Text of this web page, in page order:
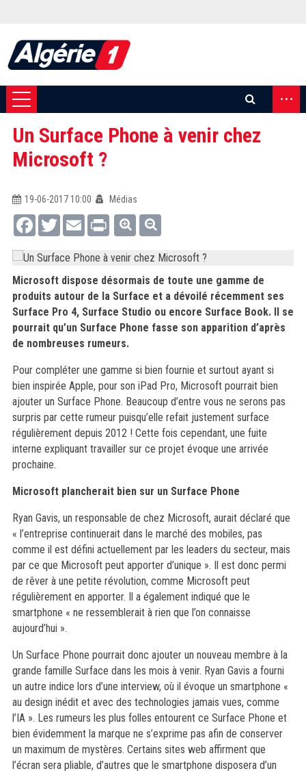
...
Un Surface Phone à venir chez
Microsoft ?
19-06-2017 10:00
Médias
FacebookTwitterEmail Print
Microsoft dispose désormais de toute une gamme de
produits autour de la Surface et a dévoilé récemment ses
Surface Pro 4, Surface Studio ou encore Surface Book. Il se
pourrait qu’un Surface Phone fasse son apparition d’après
de nombreuses rumeurs.
Pour compléter une gamme si bien fournie et surtout ayant si
bien inspirée Apple, pour son iPad Pro, Microsoft pourrait bien
ajouter un Surface Phone. Beaucoup d’entre vous ne serons pas
surpris par cette rumeur puisqu’elle refait justement surface
régulièrement depuis 2012 ! Cette fois cependant, une fuite
interne expliquant travailler sur ce projet évoque une arrivée
prochaine.
Microsoft plancherait bien sur un Surface Phone
Ryan Gavis, un responsable de chez Microsoft, aurait déclaré que
« l’entreprise continuerait dans le marché des mobiles, pas
comme il est défini actuellement par les leaders du secteur, mais
par ce que Microsoft peut apporter d’unique ». Il est donc permi
de rêver à une petite révolution, comme Microsoft peut
régulièrement en apporter. Il a également indiqué que le
smartphone « ne ressemblerait à rien que l’on connaisse
aujourd’hui ».
Un Surface Phone pourrait donc ajouter un nouveau membre à la
grande famille Surface dans les mois à venir. Ryan Gavis a fourni
un autre indice lors d’une interview, où il évoque un smartphone «
au design inédit et avec des technologies jamais vues, comme
l’IA ». Les rumeurs les plus folles entourent ce Surface Phone et
bien évidemment la marque ne s’exprime pas afin de conserver
un maximum de mystères. Certains sites web affirment que
l’écran sera pliable, d’autres que le smartphone disposera d’un